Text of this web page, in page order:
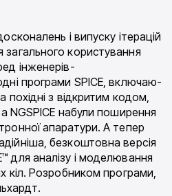
і випуску ітерацій
кори­стування
інженерів-
програми SPICE, включаю­
похідні з відкритим кодом,
NGSPICE набули поши­рення
апаратури. А тепер
безкоштов­на версія
для аналізу і моделювання
кіл. Розроб­ником програми,